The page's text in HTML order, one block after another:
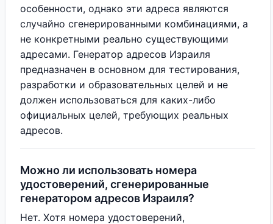
особенности, однако эти адреса являются
случайно сгенерированными комбинациями, а
не конкретными реально существующими
адресами. Генератор адресов Израиля
предназначен в основном для тестирования,
разработки и образовательных целей и не
должен использоваться для каких-либо
официальных целей, требующих реальных
адресов.
Можно ли использовать номера
удостоверений, сгенерированные
генератором адресов Израиля?
Нет. Хотя номера удостоверений,